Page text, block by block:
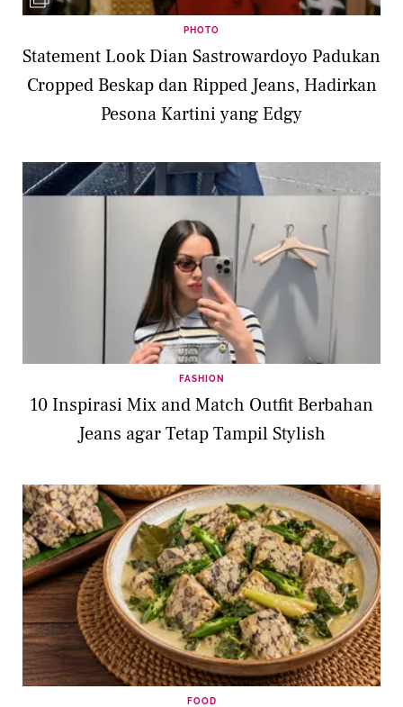
PHOTO
Statement Look Dian Sastrowardoyo Padukan
Cropped Beskap dan Ripped Jeans, Hadirkan
Pesona Kartini yang Edgy
FASHION
10 Inspirasi Mix and Match Outfit Berbahan
Jeans agar Tetap Tampil Stylish
FOOD